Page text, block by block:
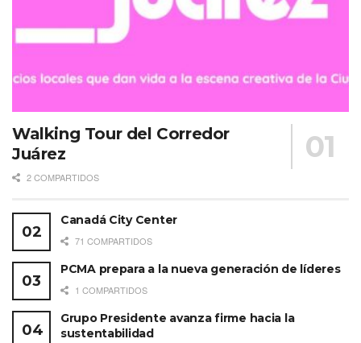
Walking Tour del Corredor
Juárez
2 COMPARTIDOS
Canadá City Center
71 COMPARTIDOS
PCMA prepara a la nueva generación de líderes
1 COMPARTIDOS
Grupo Presidente avanza firme hacia la
sustentabilidad